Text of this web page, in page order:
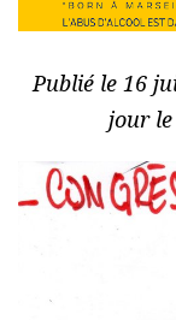
Publié le 16
jour le